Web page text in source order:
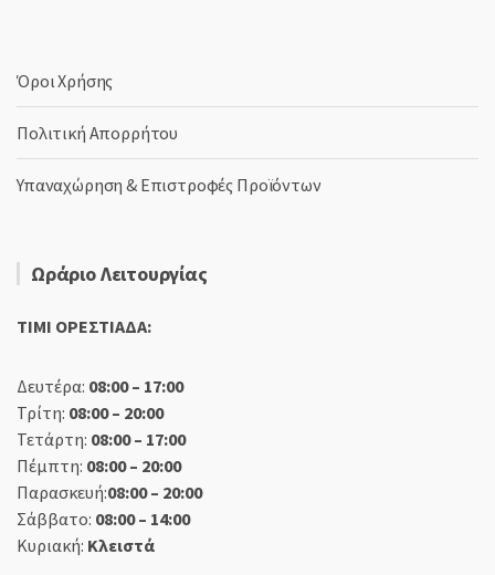
Όροι Χρήσης
Πολιτική Απορρήτου
Υπαναχώρηση & Επιστροφές Προϊόντων
Ωράριο Λειτουργίας
TIMI ΟΡΕΣΤΙΑΔΑ:
Δευτέρα: 08:00 – 17:00
Τρίτη: 08:00 – 20:00
Τετάρτη: 08:00 – 17:00
Πέμπτη: 08:00 – 20:00
Παρασκευή:08:00 – 20:00
Σάββατο: 08:00 – 14:00
Κυριακή: Κλειστά